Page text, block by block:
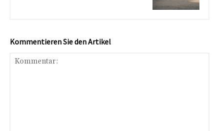
Kommentieren Sie den Artikel